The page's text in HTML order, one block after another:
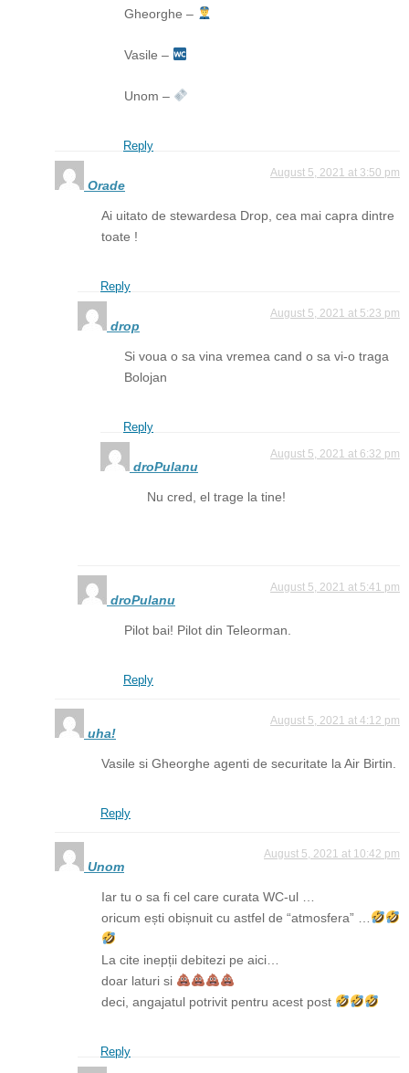
Gheorghe –
Vasile –
Unom –
Reply
Orade
August 5, 2021 at 3:50 pm
Ai uitato de stewardesa Drop, cea mai capra dintre
toate !
Reply
drop
August 5, 2021 at 5:23 pm
Si voua o sa vina vremea cand o sa vi-o traga
Bolojan
Reply
droPulanu
August 5, 2021 at 6:32 pm
Nu cred, el trage la tine!
droPulanu
August 5, 2021 at 5:41 pm
Pilot bai! Pilot din Teleorman.
Reply
uha!
August 5, 2021 at 4:12 pm
Vasile si Gheorghe agenti de securitate la Air Birtin.
Reply
Unom
August 5, 2021 at 10:42 pm
Iar tu o sa fi cel care curata WC-ul …
oricum ești obișnuit cu astfel de “atmosfera” …
La cite inepții debitezi pe aici…
doar laturi si
deci, angajatul potrivit pentru acest post
Reply